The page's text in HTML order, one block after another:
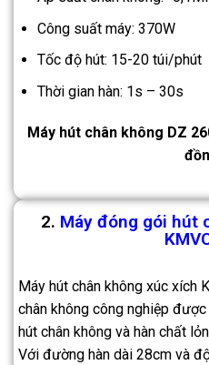
Công suất máy: 370W
Tốc độ hút: 15-20 túi/phút
Thời gian hàn: 1s – 30s
Máy hút chân không DZ
2. Máy đóng gói hút
Máy hút chân không xúc xích
chân không công nghiệp
hút chân không và hàn chất
Với đường hàn dài 28cm và